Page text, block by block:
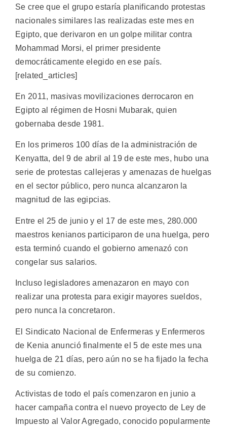
Se cree que el grupo estaría planificando protestas
nacionales similares las realizadas este mes en
Egipto, que derivaron en un golpe militar contra
Mohammad Morsi, el primer presidente
democráticamente elegido en ese país.
[related_articles]
En 2011, masivas movilizaciones derrocaron en
Egipto al régimen de Hosni Mubarak, quien
gobernaba desde 1981.
En los primeros 100 días de la administración de
Kenyatta, del 9 de abril al 19 de este mes, hubo una
serie de protestas callejeras y amenazas de huelgas
en el sector público, pero nunca alcanzaron la
magnitud de las egipcias.
Entre el 25 de junio y el 17 de este mes, 280.000
maestros kenianos participaron de una huelga, pero
esta terminó cuando el gobierno amenazó con
congelar sus salarios.
Incluso legisladores amenazaron en mayo con
realizar una protesta para exigir mayores sueldos,
pero nunca la concretaron.
El Sindicato Nacional de Enfermeras y Enfermeros
de Kenia anunció finalmente el 5 de este mes una
huelga de 21 días, pero aún no se ha fijado la fecha
de su comienzo.
Activistas de todo el país comenzaron en junio a
hacer campaña contra el nuevo proyecto de Ley de
Impuesto al Valor Agregado, conocido popularmente